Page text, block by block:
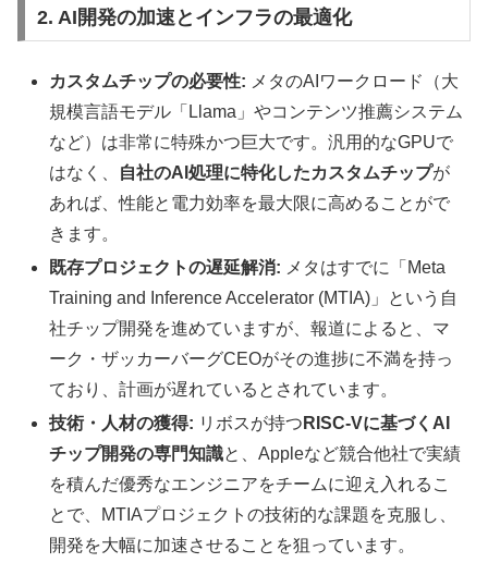
2. AI開発の加速とインフラの最適化
カスタムチップの必要性: メタのAIワークロード（大
規模言語モデル「Llama」やコンテンツ推薦システム
など）は非常に特殊かつ巨大です。汎用的なGPUで
はなく、
自社のAI処理に特化したカスタムチップが
あれば、性能と電力効率を最大限に高めることがで
きます。
既存プロジェクトの遅延解消: メタはすでに「Meta
Training and Inference Accelerator (MTIA)」という自
社チップ開発を進めていますが、報道によると、マ
ーク・ザッカーバーグCEOがその進捗に不満を持っ
ており、計画が遅れているとされています。
技術・人材の獲得: リボスが持つ RISC-Vに基づくAI
チップ開発の専門知識と、Appleなど競合他社で実績
を積んだ優秀なエンジニアをチームに迎え入れるこ
とで、MTIAプロジェクトの技術的な課題を克服し、
開発を大幅に加速させることを狙っています。